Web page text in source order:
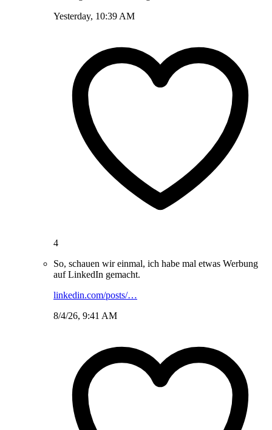
Yesterday, 10:39 AM
4
So, schauen wir einmal, ich habe mal etwas Werbung
auf LinkedIn gemacht.
linkedin.com/posts/…
8/4/26, 9:41 AM